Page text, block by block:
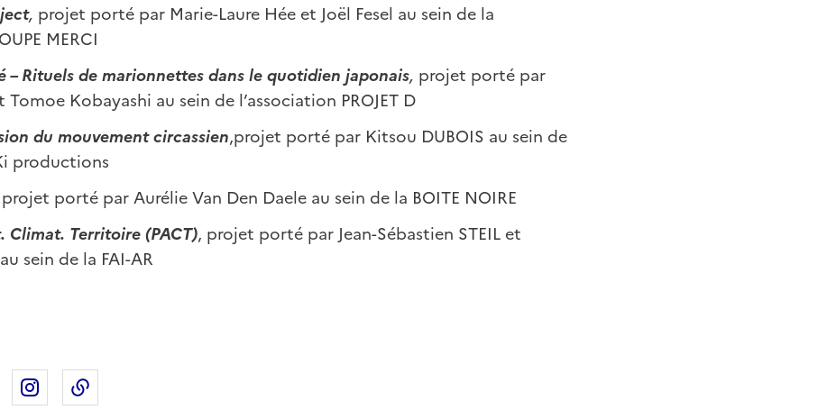
, projet porté par Marie-Laure Hée et Joël Fesel au sein de la
MERCI
–Rituels de marionnettes dans le quotidien japonais, projet porté par
Kobayashi au sein de l’association PROJET D
du mouvement circassien,projet porté par Kitsou DUBOIS au sein de
productions
projet porté par Aurélie Van Den Daele au sein de la BOITE NOIRE
Climat. Territoire (PACT), projet porté par Jean-Sébastien STEIL et
sein de la FAI-AR
sur X
Partager sur Linkedin
Partager sur Instagram